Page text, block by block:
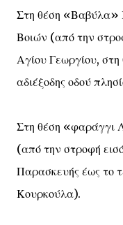
Στη θέση «Βαβύλα»
Βοιών (από την
Αγίου Γεωργίου,
αδιέξοδης οδού
Στη θέση «φαράγγι
(από την στροφή
Παρασκευής έως το
Κουρκούλα).